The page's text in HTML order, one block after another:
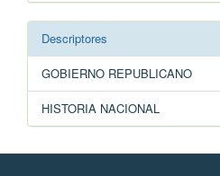
Descriptores
GOBIERNO REPUBLICANO
HISTORIA NACIONAL